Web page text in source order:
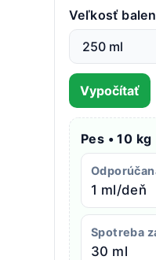
Veľkosť
Vypočítať
Pes • 10 kg
1 ml/deň
Spotreba
30 ml